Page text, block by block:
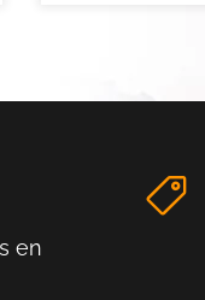
en